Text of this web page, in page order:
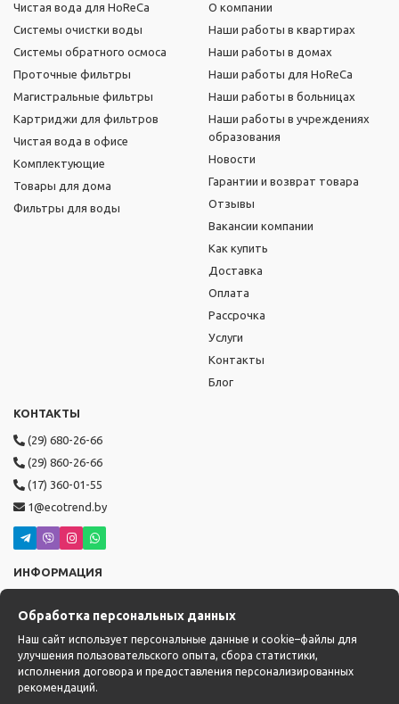
Чистая вода для HoReCa
Системы очистки воды
Системы обратного осмоса
Проточные фильтры
Магистральные фильтры
Картриджи для фильтров
Чистая вода в офисе
Комплектующие
Товары для дома
Фильтры для воды
О компании
Наши работы в квартирах
Наши работы в домах
Наши работы для HoReCa
Наши работы в больницах
Наши работы в учреждениях
образования
Новости
Гарантии и возврат товара
Отзывы
Вакансии компании
Как купить
Доставка
Оплата
Рассрочка
Услуги
Контакты
Блог
КОНТАКТЫ
(29) 680-26-66
(29) 860-26-66
(17) 360-01-55
1@ecotrend.by
ИНФОРМАЦИЯ
сб-вс с 10:00 до 17:00
Доставка: с 14:00 до 22:00
Обработка персональных данных
Наш сайт использует персональные данные и cookie–файлы для
улучшения пользовательского опыта, сбора статистики,
исполнения договора и предоставления персонализированных
рекомендаций.